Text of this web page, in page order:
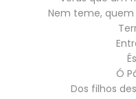
Nem teme,
Ó
Dos filhos